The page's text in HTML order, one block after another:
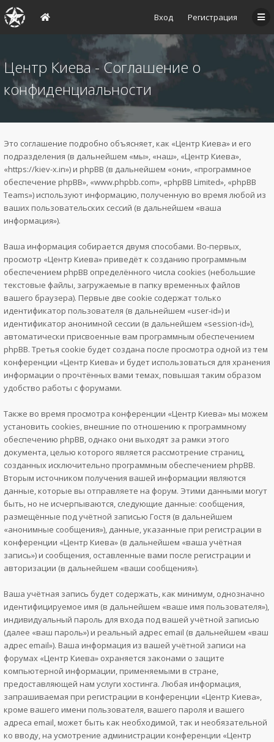
Вход Регистрация
Центр Киева - Соглашение о
конфиденциальности
Это соглашение подробно объясняет, как «Центр Киева» и его
подразделения (в дальнейшем «мы», «наш», «Центр Киева»,
«https://kiev-x.in») и phpBB (в дальнейшем «они», «программное
обеспечение phpBB», «www.phpbb.com», «phpBB Limited», «phpBB
Teams») используют информацию, полученную во время любой из
ваших пользовательских сессий (в дальнейшем «ваша
информация»).
Ваша информация собирается двумя способами. Во-первых,
просмотр «Центр Киева» приведёт к созданию программным
обеспечением phpBB определённого числа cookies (небольшие
текстовые файлы, загружаемые в папку временных файлов
вашего браузера). Первые две cookie содержат только
идентификатор пользователя (в дальнейшем «user-id») и
идентификатор анонимной сессии (в дальнейшем «session-id»),
автоматически присвоенные вам программным обеспечением
phpBB. Третья cookie будет создана после просмотра одной из тем
конференции «Центр Киева» и будет использоваться для хранения
информации о прочтённых вами темах, повышая таким образом
удобство работы с форумами.
Также во время просмотра конференции «Центр Киева» мы можем
установить cookies, внешние по отношению к программному
обеспечению phpBB, однако они выходят за рамки этого
документа, целью которого является рассмотрение страниц,
созданных исключительно программным обеспечением phpBB.
Вторым источником получения вашей информации являются
данные, которые вы отправляете на форум. Этими данными могут
быть, но не исчерпываются, следующие данные: сообщения,
размещённые под учётной записью Гостя (в дальнейшем
«анонимные сообщения»), данные, указанные при регистрации в
конференции «Центр Киева» (в дальнейшем «ваша учётная
запись») и сообщения, оставленные вами после регистрации и
авторизации (в дальнейшем «ваши сообщения»).
Ваша учётная запись будет содержать, как минимум, однозначно
идентифицируемое имя (в дальнейшем «ваше имя пользователя»),
индивидуальный пароль для входа под вашей учётной записью
(далее «ваш пароль») и реальный адрес email (в дальнейшем «ваш
адрес email»). Ваша информация из вашей учётной записи на
форумах «Центр Киева» охраняется законами о защите
компьютерной информации, применяемыми в стране,
предоставляющей нам услуги хостинга. Любая информация,
запрашиваемая при регистрации в конференции «Центр Киева»,
кроме вашего имени пользователя, вашего пароля и вашего
адреса email, может быть как необходимой, так и необязательной
ко вводу, на усмотрение администрации конференции «Центр